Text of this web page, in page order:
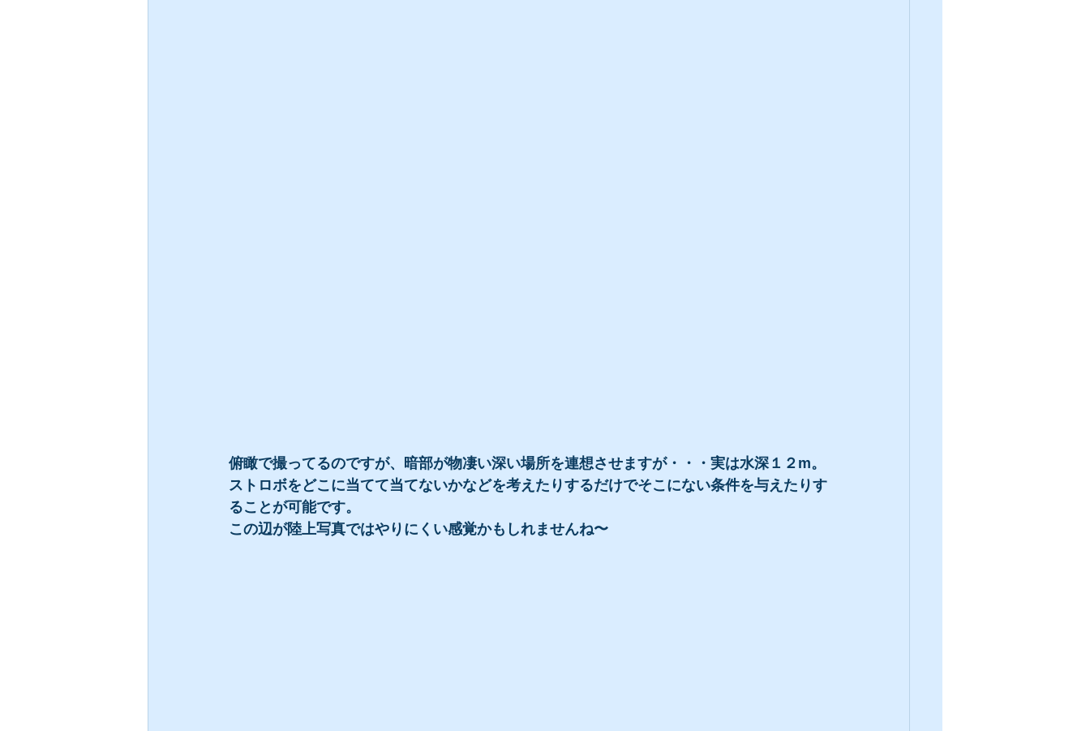
俯瞰で撮ってるのですが、暗部が物凄い深い場所を連想させますが・・・実は水深１２m。
ストロボをどこに当てて当てないかなどを考えたりするだけでそこにない条件を与えたりす
ることが可能です。
この辺が陸上写真ではやりにくい感覚かもしれませんね〜